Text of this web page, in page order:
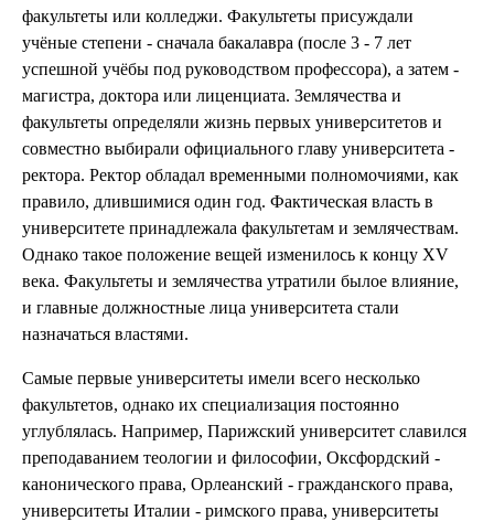
факультеты или колледжи. Факультеты присуждали
учёные степени - сначала бакалавра (после 3 - 7 лет
успешной учёбы под руководством профессора), а затем -
магистра, доктора или лиценциата. Землячества и
факультеты определяли жизнь первых университетов и
совместно выбирали официального главу университета -
ректора. Ректор обладал временными полномочиями, как
правило, длившимися один год. Фактическая власть в
университете принадлежала факультетам и землячествам.
Однако такое положение вещей изменилось к концу XV
века. Факультеты и землячества утратили былое влияние,
и главные должностные лица университета стали
назначаться властями.
Самые первые университеты имели всего несколько
факультетов, однако их специализация постоянно
углублялась. Например, Парижский университет славился
преподаванием теологии и философии, Оксфордский -
канонического права, Орлеанский - гражданского права,
университеты Италии - римского права, университеты